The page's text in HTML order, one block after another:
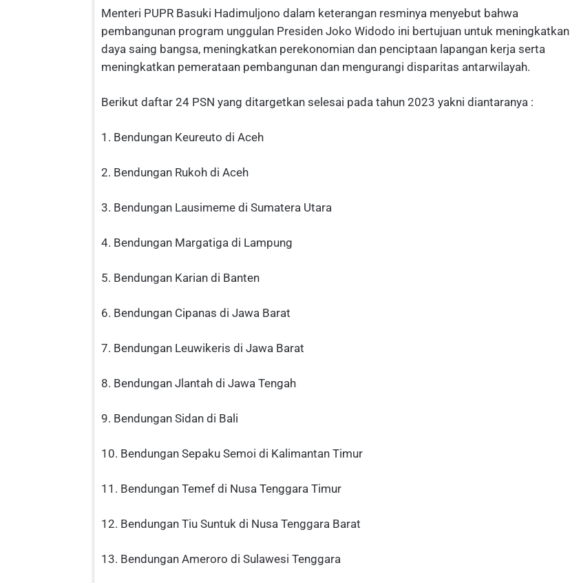
Menteri PUPR Basuki Hadimuljono dalam keterangan resminya menyebut bahwa
pembangunan program unggulan Presiden Joko Widodo ini bertujuan untuk meningkatkan
daya saing bangsa, meningkatkan perekonomian dan penciptaan lapangan kerja serta
meningkatkan pemerataan pembangunan dan mengurangi disparitas antarwilayah.
Berikut daftar 24 PSN yang ditargetkan selesai pada tahun 2023 yakni diantaranya :
1. Bendungan Keureuto di Aceh
2. Bendungan Rukoh di Aceh
3. Bendungan Lausimeme di Sumatera Utara
4. Bendungan Margatiga di Lampung
5. Bendungan Karian di Banten
6. Bendungan Cipanas di Jawa Barat
7. Bendungan Leuwikeris di Jawa Barat
8. Bendungan Jlantah di Jawa Tengah
9. Bendungan Sidan di Bali
10. Bendungan Sepaku Semoi di Kalimantan Timur
11. Bendungan Temef di Nusa Tenggara Timur
12. Bendungan Tiu Suntuk di Nusa Tenggara Barat
13. Bendungan Ameroro di Sulawesi Tenggara